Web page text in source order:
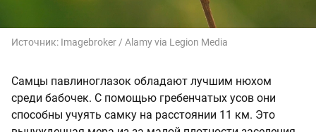
Источник: Imagebroker / Alamy via Legion Media
Самцы павлиноглазок обладают лучшим нюхом
среди бабочек. С помощью гребенчатых усов они
способны учуять самку на расстоянии 11 км. Это